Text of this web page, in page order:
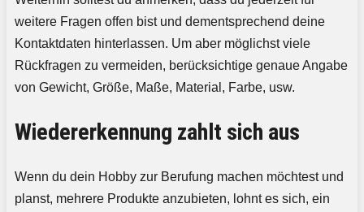
weitere Fragen offen bist und dementsprechend deine
Kontaktdaten hinterlassen. Um aber möglichst viele
Rückfragen zu vermeiden, berücksichtige genaue Angabe
von Gewicht, Größe, Maße, Material, Farbe, usw.
Wiedererkennung zahlt sich aus
Wenn du dein Hobby zur Berufung machen möchtest und
planst, mehrere Produkte anzubieten, lohnt es sich, ein